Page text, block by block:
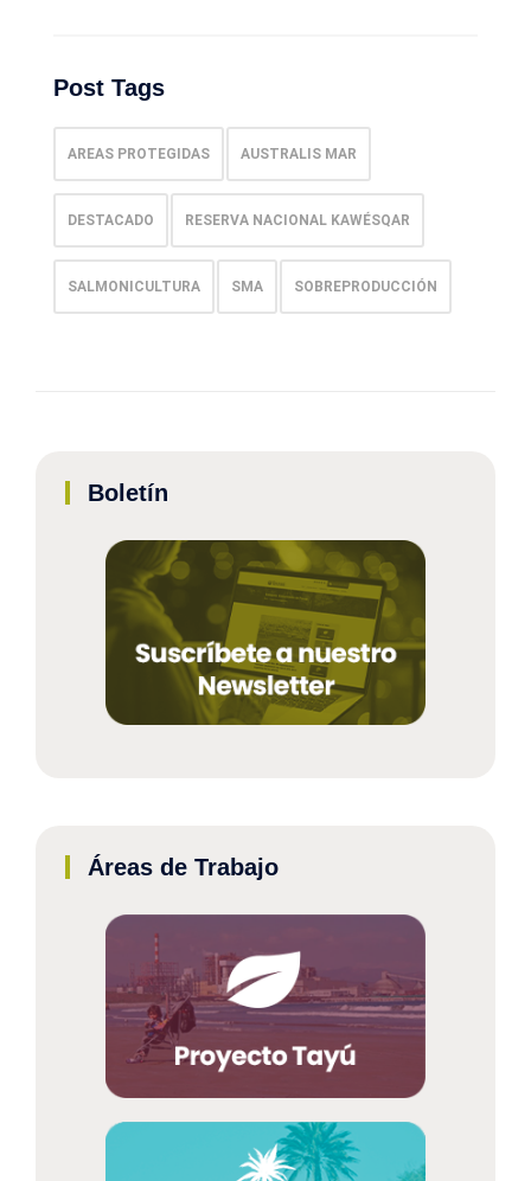
Post Tags
AREAS PROTEGIDAS AUSTRALIS MAR
DESTACADO RESERVA NACIONAL KAWÉSQAR
SALMONICULTURA SMA SOBREPRODUCCIÓN
Boletín
Áreas de Trabajo